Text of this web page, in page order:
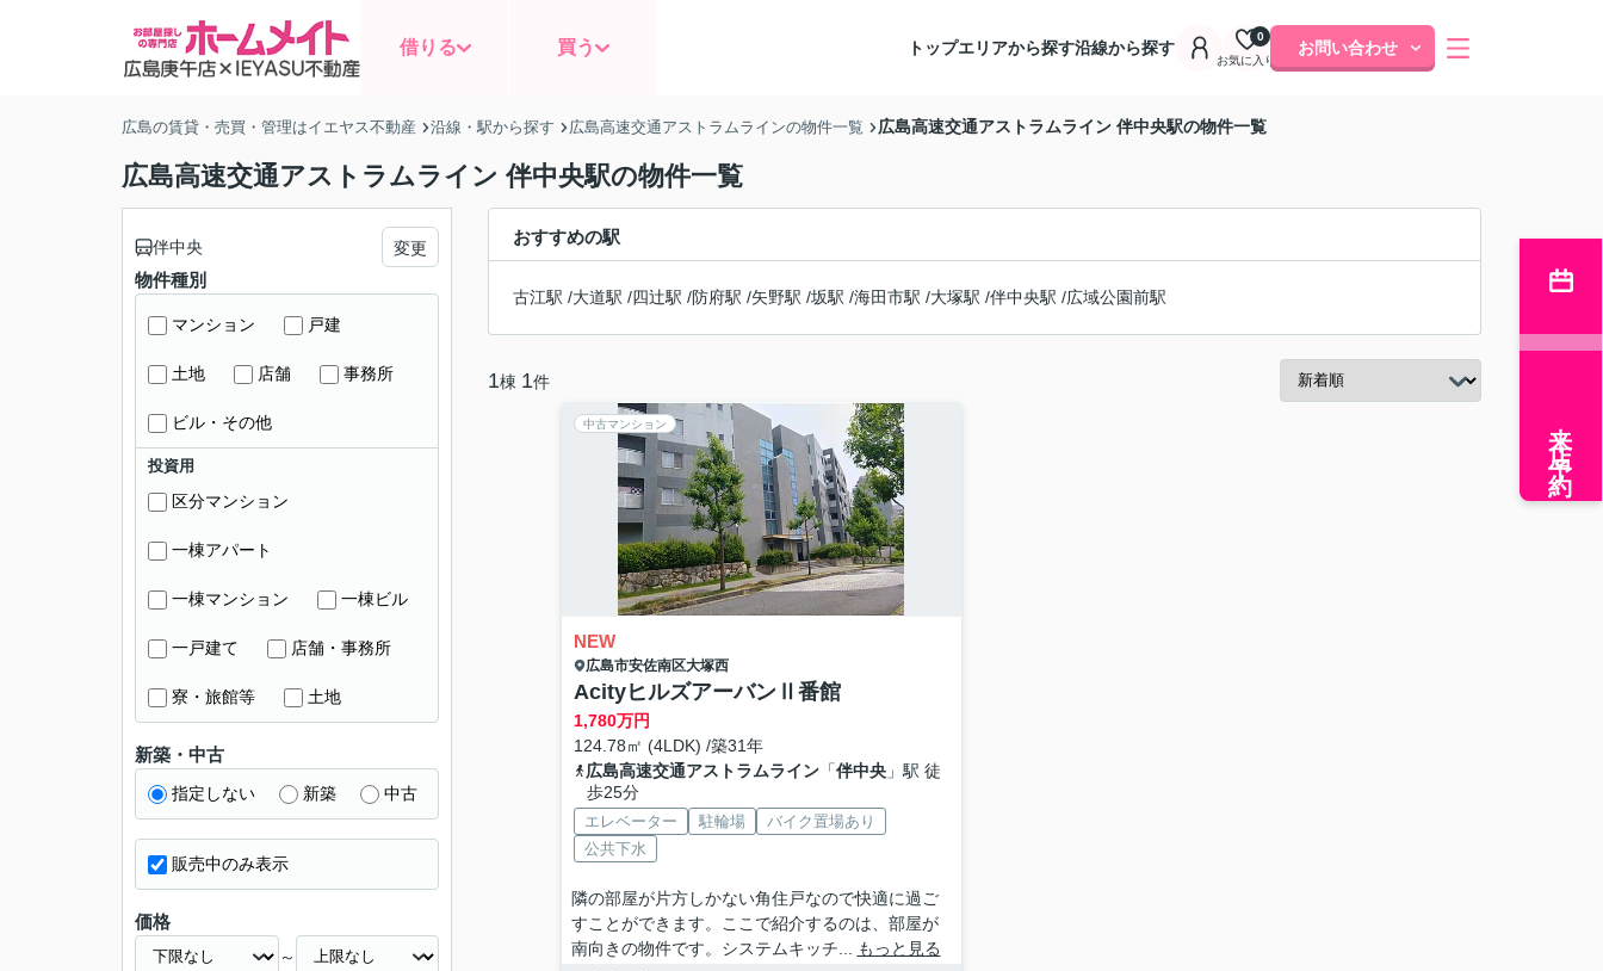
借りる 買う トップエリアから探す沿線から探す
お気に入り
0
お問い合わせ
広島の賃貸・売買・管理はイエヤス不動産 沿線・駅から探す 広島高速交通アストラムラインの物件一覧 広島高速交通アストラムライン 伴中央駅の物件一覧
広島高速交通アストラムライン 伴中央駅の物件一覧
おすすめの駅
古江駅 /大道駅 /四辻駅 /防府駅 /矢野駅 /坂駅 /海田市駅 /大塚駅 /伴中央駅 /広域公園前駅
1棟 1件
中古マンション
NEW
広島市安佐南区大塚西
AcityヒルズアーバンⅡ番館
1,780万円
124.78㎡ (4LDK) /築31年
広島高速交通アストラムライン「伴中央」駅 徒
歩25分
エレベーター 駐輪場
バイク置場あり
公共下水
隣の部屋が片方しかない角住戸なので快適に過ご
すことができます。ここで紹介するのは、部屋が
南向きの物件です。システムキッチ...
もっと見る
伴中央 変更
物件種別
マンション 戸建
土地 店舗 事務所
ビル・その他
投資用
区分マンション
一棟アパート
一棟マンション 一棟ビル
一戸建て 店舗・事務所
寮・旅館等 土地
新築・中古
指定しない 新築 中古
販売中のみ表示
価格
～
来店予約